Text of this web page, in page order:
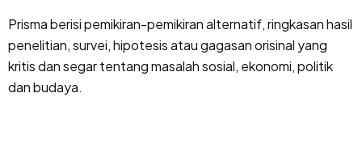
Prisma berisi pemikiran-pemikiran alternatif, ringkasan hasil
penelitian, survei, hipotesis atau gagasan orisinal yang
kritis dan segar tentang masalah sosial, ekonomi, politik
dan budaya.